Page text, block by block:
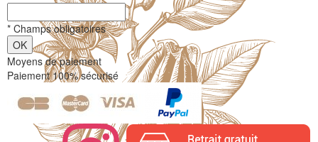
* Champs obligatoires
Moyens de paiement
Paiement 100% sécurisé